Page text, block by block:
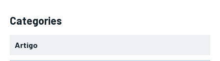
Categories
Artigo